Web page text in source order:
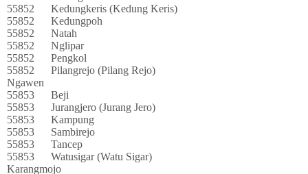
55852
Kedungkeris (Kedung Keris)
55852
Kedungpoh
55852
Natah
55852
Nglipar
55852
Pengkol
55852
Pilangrejo (Pilang Rejo)
Ngawen
55853
Beji
55853
Jurangjero (Jurang Jero)
55853
Kampung
55853
Sambirejo
55853
Tancep
55853
Watusigar (Watu Sigar)
Karangmojo